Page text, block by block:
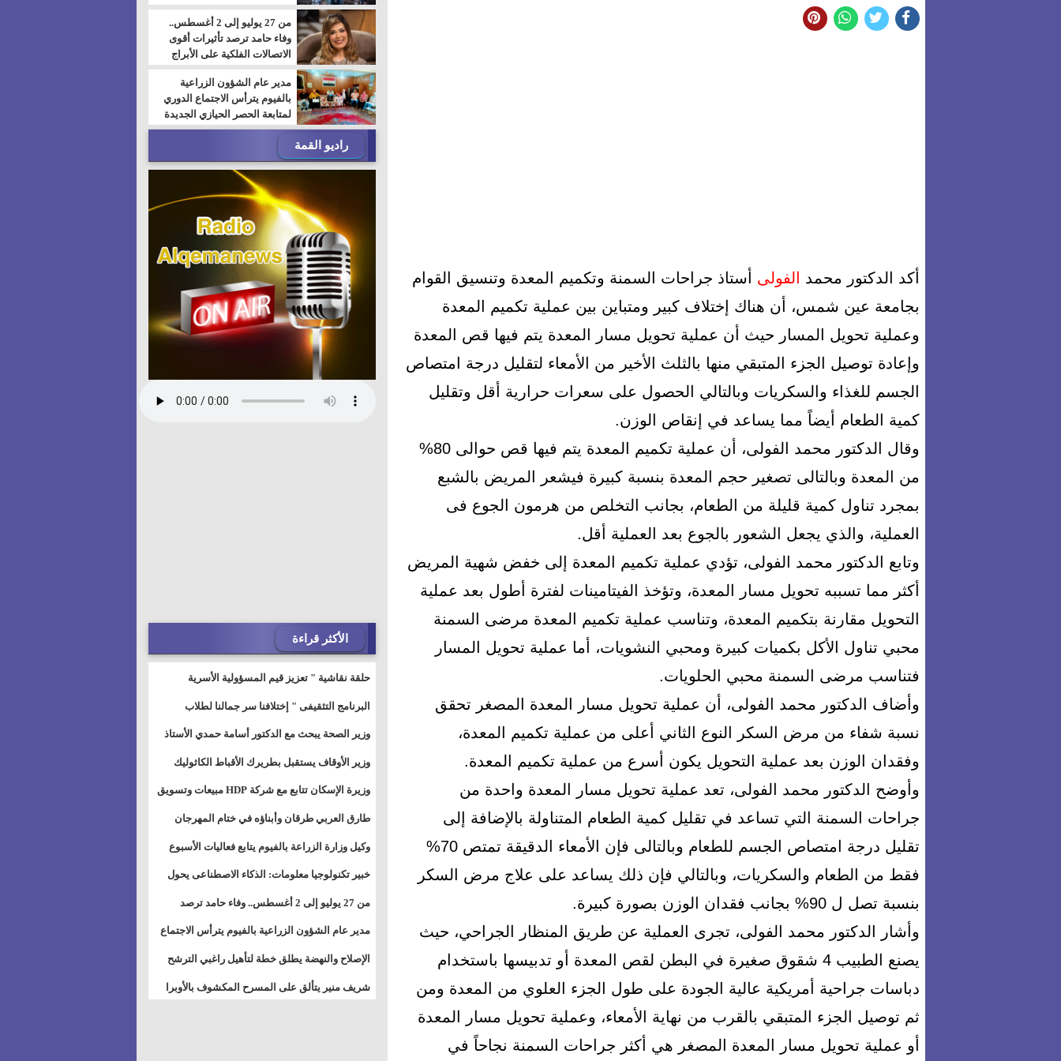
أكد الدكتور محمد الفولى أستاذ جراحات السمنة وتكميم المعدة وتنسيق القوام
بجامعة عين شمس، أن هناك إختلاف كبير ومتباين بين عملية تكميم المعدة
وعملية تحويل المسار حيث أن عملية تحويل مسار المعدة يتم فيها قص المعدة
وإعادة توصيل الجزء المتبقي منها بالثلث الأخير من الأمعاء لتقليل درجة امتصاص
الجسم للغذاء والسكريات وبالتالي الحصول على سعرات حرارية أقل وتقليل
كمية الطعام أيضاً مما يساعد في إنقاص الوزن.
وقال الدكتور محمد الفولى، أن عملية تكميم المعدة يتم فيها قص حوالى 80%
من المعدة وبالتالى تصغير حجم المعدة بنسبة كبيرة فيشعر المريض بالشبع
بمجرد تناول كمية قليلة من الطعام، بجانب التخلص من هرمون الجوع فى
العملية، والذي يجعل الشعور بالجوع بعد العملية أقل.
وتابع الدكتور محمد الفولى، تؤدي عملية تكميم المعدة إلى خفض شهية المريض
أكثر مما تسببه تحويل مسار المعدة، وتؤخذ الفيتامينات لفترة أطول بعد عملية
التحويل مقارنة بتكميم المعدة، وتناسب عملية تكميم المعدة مرضى السمنة
محبي تناول الأكل بكميات كبيرة ومحبي النشويات، أما عملية تحويل المسار
فتناسب مرضى السمنة محبي الحلويات.
وأضاف الدكتور محمد الفولى، أن عملية تحويل مسار المعدة المصغر تحقق
نسبة شفاء من مرض السكر النوع الثاني أعلى من عملية تكميم المعدة،
وفقدان الوزن بعد عملية التحويل يكون أسرع من عملية تكميم المعدة.
وأوضح الدكتور محمد الفولى، تعد عملية تحويل مسار المعدة واحدة من
جراحات السمنة التي تساعد في تقليل كمية الطعام المتناولة بالإضافة إلى
تقليل درجة امتصاص الجسم للطعام وبالتالى فإن الأمعاء الدقيقة تمتص 70%
فقط من الطعام والسكريات، وبالتالي فإن ذلك يساعد على علاج مرض السكر
بنسبة تصل ل 90% بجانب فقدان الوزن بصورة كبيرة.
وأشار الدكتور محمد الفولى، تجرى العملية عن طريق المنظار الجراحي، حيث
يصنع الطبيب 4 شقوق صغيرة في البطن لقص المعدة أو تدبيسها باستخدام
دباسات جراحية أمريكية عالية الجودة على طول الجزء العلوي من المعدة ومن
ثم توصيل الجزء المتبقي بالقرب من نهاية الأمعاء، وعملية تحويل مسار المعدة
أو عملية تحويل مسار المعدة المصغر هي أكثر جراحات السمنة نجاحاً في
من 27 يوليو إلى 2 أغسطس..
وفاء حامد ترصد تأثيرات أقوى
الاتصالات الفلكية على الأبراج
مدير عام الشؤون الزراعية
بالفيوم يترأس الاجتماع الدوري
لمتابعة الحصر الحيازي الجديدة
راديو القمة
الأكثر قراءة
حلقة نقاشية " تعزيز قيم المسؤولية الأسرية
البرنامج التثقيفى " إختلافنا سر جمالنا لطلاب
وطالبات ذوى الهمهم" بمدارس التربية الخاصة
وزير الصحة يبحث مع الدكتور أسامة حمدي الأستاذ
بجامعة هارفارد توسيع برامج التوعية بمرض السكري
وزير الأوقاف يستقبل بطريرك الأقباط الكاثوليك
وزيرة الإسكان تتابع مع شركة HDP مبيعات وتسويق
مشروعات المدن الجديدة
طارق العربي طرقان وأبناؤه في ختام المهرجان
الصيفي للموسيقى والغناء بالمسرح المكشوف
وكيل وزارة الزراعة بالفيوم يتابع فعاليات الأسبوع
خبير تكنولوجيا معلومات: الذكاء الاصطناعى يحول
المستخدم إلى سلعة فى اقتصاد الانتباه
من 27 يوليو إلى 2 أغسطس.. وفاء حامد ترصد
تأثيرات أقوى الاتصالات الفلكية على الأبراج
مدير عام الشؤون الزراعية بالفيوم يترأس الاجتماع
الدوري لمتابعة الحصر الحيازي الجديدة
الإصلاح والنهضة يطلق خطة لتأهيل راغبي الترشح
للمجالس الشعبية المحلية ويستعرض خطط أماناته
بالمحافظات
شريف منير يتألق على المسرح المكشوف بالأوبرا